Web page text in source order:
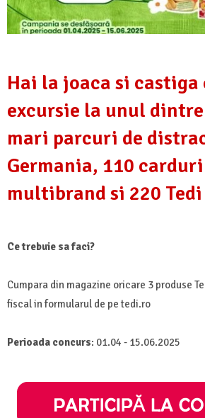
Hai la joaca si castiga
excursie la unul
mari parcuri de
Germania, 110
multibrand si 220 Tedi
Ce trebuie sa faci?
Cumpara din magazine oricare 3 produse
fiscal in formularul de pe tedi.ro
Perioada concurs: 01.04 - 15.06.2025